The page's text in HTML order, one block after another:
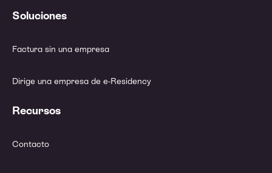
Soluciones
Factura sin una empresa
Dirige una empresa de e-Residency
Recursos
Contacto